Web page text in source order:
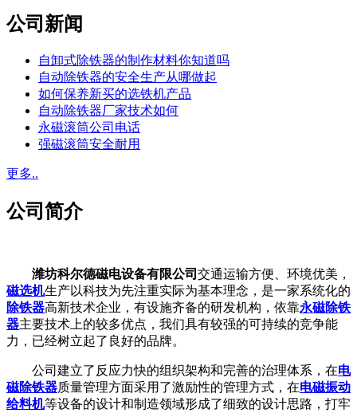
公司新闻
自卸式除铁器的制作材料你知道吗
自动除铁器的安全生产从哪做起
如何保养新买的选铁机产品
自动除铁器厂家技术如何
永磁滚筒公司电话
强磁滚筒安全耐用
更多..
公司简介
潍坊科尔德磁电设备有限公司 交通运输方便、环境优美，
磁选机生产以科技为先注重实际为基本理念，是一家系统化的
除铁器高新技术企业，有设施齐备的研发机构，依靠永磁除铁
器主要技术上的较多优点，我们具有较强的可持续的竞争能
力，已经树立起了良好的品牌。
公司建立了反应力快的组织架构和完善的治理体系，在电
磁除铁器质量管理方面采用了激励性的管理方式，在电磁振动
给料机等设备的设计和制造领域形成了细致的设计思路，打牢